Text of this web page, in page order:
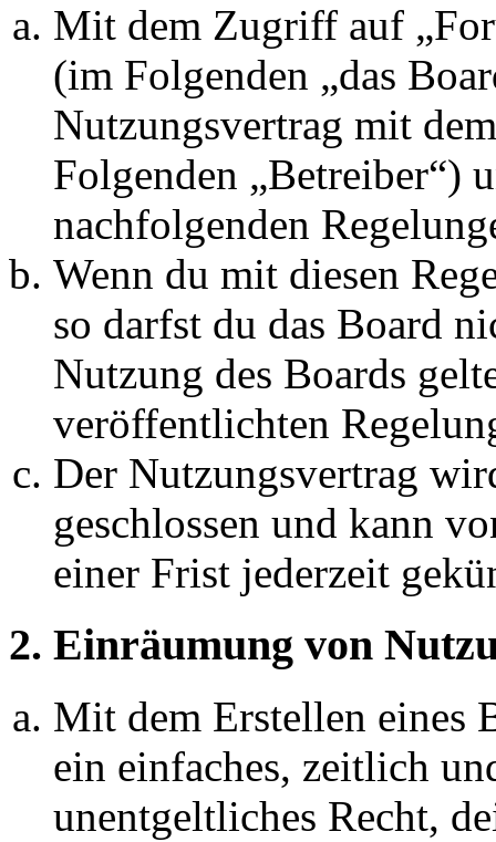
Mit dem Zugriff auf
(im Folgenden „das
Nutzungsvertrag mit
Folgenden „Betreiber“)
nachfolgenden
Wenn du mit diesen
so darfst du das Board
Nutzung des Boards
veröffentlichten
Der Nutzungsvertrag
geschlossen und kann
einer Frist jederzeit
2. Einräumung von
Mit dem Erstellen eines
ein einfaches, zeitlich
unentgeltliches Recht,